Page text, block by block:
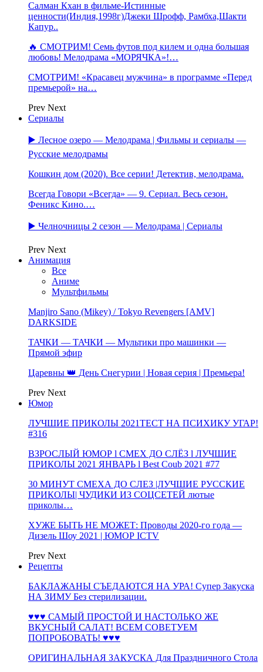
Салман Кхан в фильме-Истинные
ценности(Индия,1998г)Джеки Шрофф, Рамбха,Шакти
Капур..
🔥 СМОТРИМ! Семь футов под килем и одна большая
любовь! Мелодрама «МОРЯЧКА»!…
СМОТРИМ! «Красавец мужчина» в программе «Перед
премьерой» на…
Prev Next
Сериалы
▶️ Лесное озеро — Мелодрама | Фильмы и сериалы —
Русские мелодрамы
Кошкин дом (2020). Все серии! Детектив, мелодрама.
Всегда Говори «Всегда» — 9. Сериал. Весь сезон.
Феникс Кино.…
▶️ Челночницы 2 сезон — Мелодрама | Сериалы
Prev Next
Анимация
Все
Аниме
Мультфильмы
Manjiro Sano (Mikey) / Tokyo Revengers [AMV]
DARKSIDE
ТАЧКИ — ТАЧКИ — Мультики про машинки —
Прямой эфир
Царевны 👑 День Снегурии | Новая серия | Премьера!
Prev Next
Юмор
ЛУЧШИЕ ПРИКОЛЫ 2021ТЕСТ НА ПСИХИКУ УГАР!
#316
ВЗРОСЛЫЙ ЮМОР l СМЕХ ДО СЛЁЗ l ЛУЧШИЕ
ПРИКОЛЫ 2021 ЯНВАРЬ l Best Coub 2021 #77
30 МИНУТ СМЕХА ДО СЛЕЗ |ЛУЧШИЕ РУССКИЕ
ПРИКОЛЫ| ЧУДИКИ ИЗ СОЦСЕТЕЙ лютые
приколы…
ХУЖЕ БЫТЬ НЕ МОЖЕТ: Проводы 2020-го года —
Дизель Шоу 2021 | ЮМОР ICTV
Prev Next
Рецепты
БАКЛАЖАНЫ СЪЕДАЮТСЯ НА УРА! Супер Закуска
НА ЗИМУ Без стерилизации.
♥♥♥ САМЫЙ ПРОСТОЙ И НАСТОЛЬКО ЖЕ
ВКУСНЫЙ САЛАТ! ВСЕМ СОВЕТУЕМ
ПОПРОБОВАТЬ! ♥♥♥
ОРИГИНАЛЬНАЯ ЗАКУСКА Для Праздничного Стола